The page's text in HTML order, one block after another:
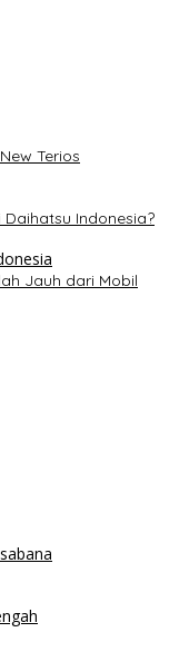
Terios
Indonesia?
Jauh dari Mobil